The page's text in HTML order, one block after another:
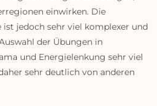
einwirken. Die
jedoch sehr viel komplexer und
der Übungen in
und Energielenkung sehr viel
sehr deutlich von anderen